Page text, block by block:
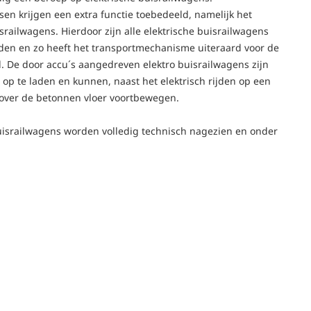
krijgen een extra functie toebedeeld, namelijk het
Hierdoor zijn alle elektrische buisrailwagens
en zo heeft het transportmechanisme uiteraard voor de
De door accu´s aangedreven elektro buisrailwagens zijn
te laden en kunnen, naast het elektrisch rijden op een
de betonnen vloer voortbewegen.
worden volledig technisch nagezien en onder